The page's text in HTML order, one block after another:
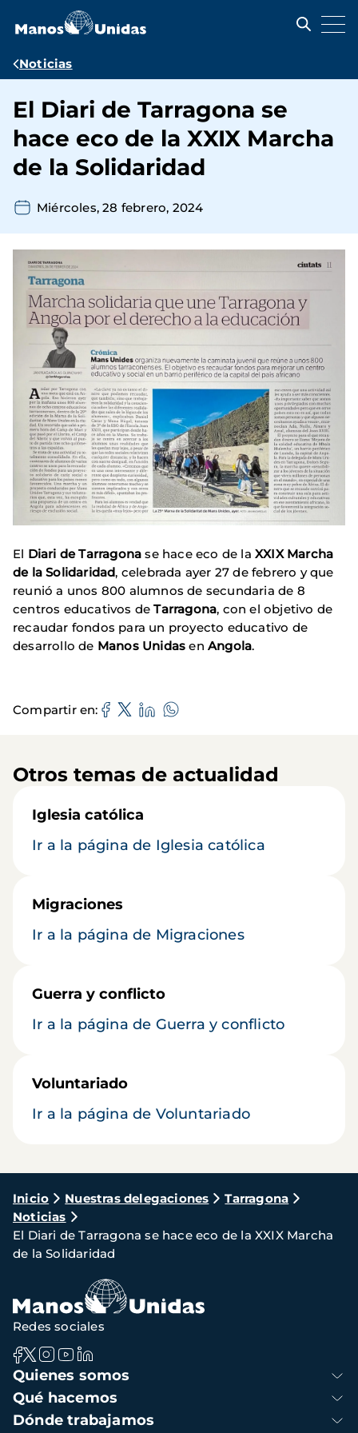
contenido
Ruta
navegación
Noticias
El Diari de Tarragona se
hace eco de la XXIX Marcha
de la Solidaridad
Miércoles, 28 febrero, 2024
El Diari de Tarragona se hace eco de laXXIX Marcha
de la Solidaridad, celebrada ayer 27 de febrero y que
reunió a unos 800 alumnos de secundaria de 8
centros educativos deTarragona, con el objetivo de
recaudar fondos para un proyecto educativo de
desarrollo de Manos Unidas enAngola.
Compartir en
Otros temas de actualidad
Iglesia católica
Ir a la página de Iglesia católica
Migraciones
Ir a la página de Migraciones
Guerra y conflicto
Ir a la página de Guerra y conflicto
Voluntariado
Ir a la página de Voluntariado
Ruta
de
navegación
Inicio Nuestras delegaciones
Tarragona
Noticias
El Diari de Tarragona se hace eco de la XXIX Marcha
de la Solidaridad
Navegación
principal
Quienes somos
Qué hacemos
Dónde trabajamos
Redes sociales